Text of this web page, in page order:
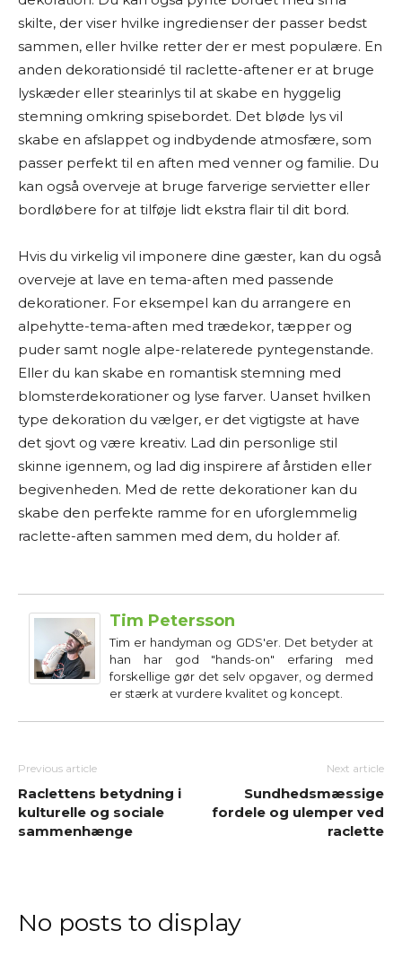
skilte, der viser hvilke ingredienser der passer bedst
sammen, eller hvilke retter der er mest populære. En
anden dekorationsidé til raclette-aftener er at bruge
lyskæder eller stearinlys til at skabe en hyggelig
stemning omkring spisebordet. Det bløde lys vil
skabe en afslappet og indbydende atmosfære, som
passer perfekt til en aften med venner og familie. Du
kan også overveje at bruge farverige servietter eller
bordløbere for at tilføje lidt ekstra flair til dit bord.
Hvis du virkelig vil imponere dine gæster, kan du også
overveje at lave en tema-aften med passende
dekorationer. For eksempel kan du arrangere en
alpehytte-tema-aften med trædekor, tæpper og
puder samt nogle alpe-relaterede pyntegenstande.
Eller du kan skabe en romantisk stemning med
blomsterdekorationer og lyse farver. Uanset hvilken
type dekoration du vælger, er det vigtigste at have
det sjovt og være kreativ. Lad din personlige stil
skinne igennem, og lad dig inspirere af årstiden eller
begivenheden. Med de rette dekorationer kan du
skabe den perfekte ramme for en uforglemmelig
raclette-aften sammen med dem, du holder af.
Tim Petersson
Tim er handyman og GDS'er. Det betyder at
han har god "hands-on" erfaring med
forskellige gør det selv opgaver, og dermed
er stærk at vurdere kvalitet og koncept.
Previous article
Raclettens betydning i
kulturelle og sociale
sammenhænge
Next article
Sundhedsmæssige
fordele og ulemper ved
raclette
No posts to display